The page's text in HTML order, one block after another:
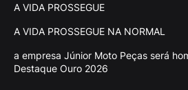
A VIDA PROSSEGUE
A VIDA PROSSEGUE NA NORMAL
a empresa Júnior Moto Peças será
Destaque Ouro 2026